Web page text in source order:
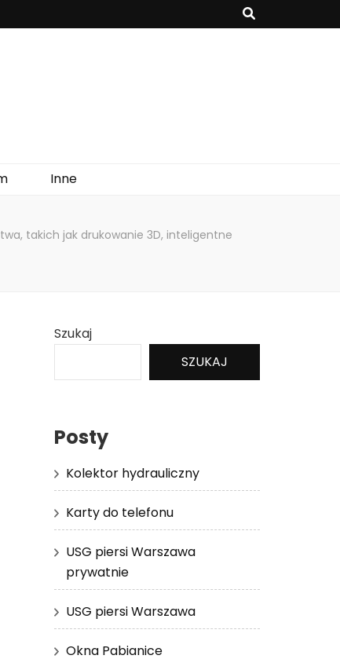
Inne
takich jak drukowanie 3D, inteligentne
Szukaj
SZUKAJ
Posty
Kolektor hydrauliczny
Karty do telefonu
USG piersi Warszawa
prywatnie
USG piersi Warszawa
Okna Pabianice